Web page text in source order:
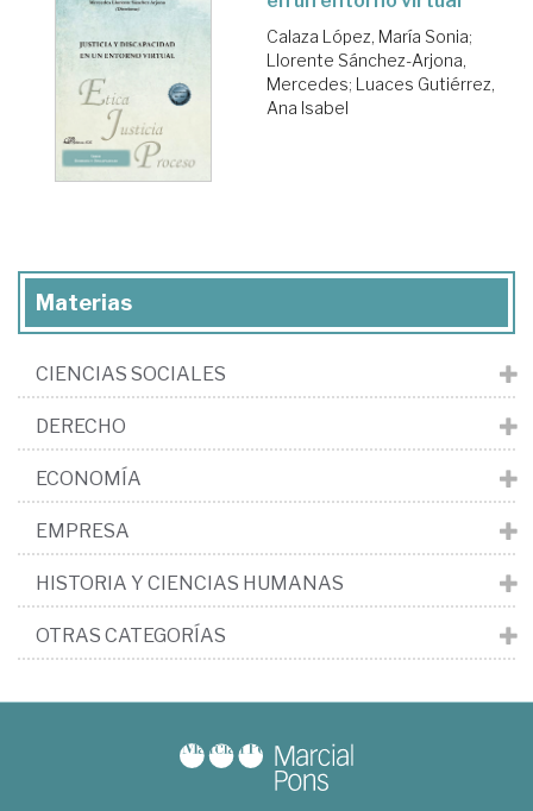
Calaza López, María Sonia;
Llorente Sánchez-Arjona,
Mercedes; Luaces Gutiérrez,
Ana Isabel
Materias
CIENCIAS SOCIALES
DERECHO
ECONOMÍA
EMPRESA
HISTORIA Y CIENCIAS HUMANAS
OTRAS CATEGORÍAS